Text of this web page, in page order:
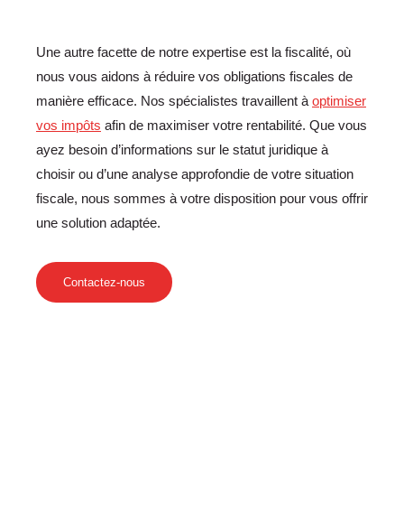
Une autre facette de notre expertise est la fiscalité, où
nous vous aidons à réduire vos obligations fiscales de
manière efficace. Nos spécialistes travaillent à optimiser
vos impôts afin de maximiser votre rentabilité. Que vous
ayez besoin d’informations sur le statut juridique à
choisir ou d’une analyse approfondie de votre situation
fiscale, nous sommes à votre disposition pour vous offrir
une solution adaptée.
Contactez-nous